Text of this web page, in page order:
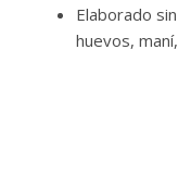
Elaborado
huevos,